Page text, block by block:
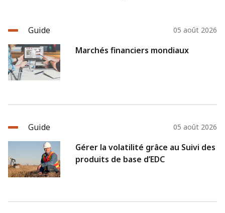
Guide 05 août 2026
Marchés financiers mondiaux
Guide 05 août 2026
Gérer la volatilité grâce au Suivi des
produits de base d’EDC